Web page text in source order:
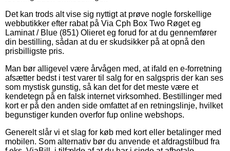
Det kan trods alt vise sig nyttigt at prøve nogle forskellige
webbutikker efter rabat på Via Cph Box Two Røget eg
Laminat / Blue (851) Olieret eg forud for at du gennemfører
din bestilling, sådan at du er skudsikker på at opnå den
prisbilligste pris.
Man bør alligevel være årvågen med, at ifald en e-forretning
afsætter bedst i test varer til salg for en salgspris der kan ses
som mystisk gunstig, så kan det for det meste være et
kendetegn på en falsk internet virksomhed. Bestillinger med
kort er på den anden side omfattet af en retningslinje, hvilket
begunstiger kunden overfor fup online webshops.
Generelt slår vi et slag for køb med kort eller betalinger med
mobilen. Som alternativ bør du anvende et afdragstilbud fra